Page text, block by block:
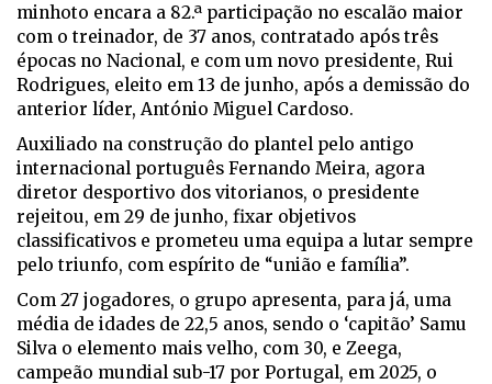
minhoto encara a 82.ª participação no escalão maior
com o treinador, de 37 anos, contratado após três
épocas no Nacional, e com um novo presidente, Rui
Rodrigues, eleito em 13 de junho, após a demissão do
anterior líder, António Miguel Cardoso.
Auxiliado na construção do plantel pelo antigo
internacional português Fernando Meira, agora
diretor desportivo dos vitorianos, o presidente
rejeitou, em 29 de junho, fixar objetivos
classificativos e prometeu uma equipa a lutar sempre
pelo triunfo, com espírito de “união e família”.
Com 27 jogadores, o grupo apresenta, para já, uma
média de idades de 22,5 anos, sendo o ‘capitão’ Samu
Silva o elemento mais velho, com 30, e Zeega,
campeão mundial sub-17 por Portugal, em 2025, o